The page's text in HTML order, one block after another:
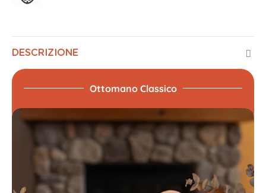
DESCRIZIONE
Ottomano Classico